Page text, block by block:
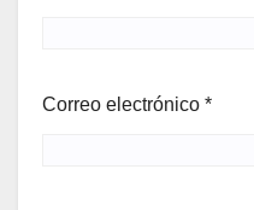
Correo electrónico *